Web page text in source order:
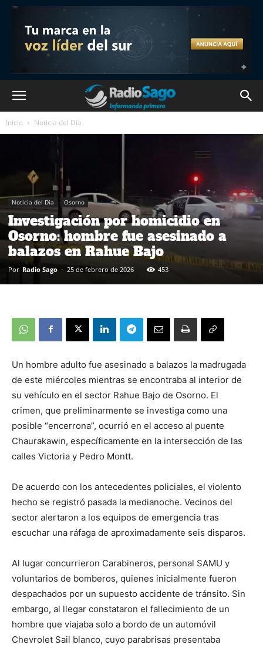
Inicio Noticia del Día
Noticia del Día Osorno
Investigación por homicidio en
Osorno: hombre fue asesinado a
balazos en Rahue Bajo
Por Radio Sago - 25 de febrero de 2026 453
Un hombre adulto fue asesinado a balazos la madrugada
de este miércoles mientras se encontraba al interior de
su vehículo en el sector Rahue Bajo de Osorno. El
crimen, que preliminarmente se investiga como una
posible “encerrona”, ocurrió en el acceso al puente
Chaurakawin, específicamente en la intersección de las
calles Victoria y Pedro Montt.
De acuerdo con los antecedentes policiales, el violento
hecho se registró pasada la medianoche. Vecinos del
sector alertaron a los equipos de emergencia tras
escuchar una ráfaga de aproximadamente seis disparos.
Al lugar concurrieron Carabineros, personal SAMU y
voluntarios de bomberos, quienes inicialmente fueron
despachados por un supuesto accidente de tránsito. Sin
embargo, al llegar constataron el fallecimiento de un
hombre que viajaba solo a bordo de un automóvil
Chevrolet Sail blanco, cuyo parabrisas presentaba